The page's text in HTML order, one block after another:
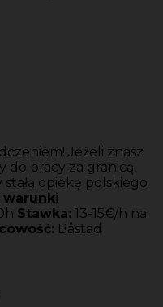
Jeżeli znasz
do pracy za granicą,
stałą opiekę polskiego
warunki
Stawka: 13-15€/h na
Båstad